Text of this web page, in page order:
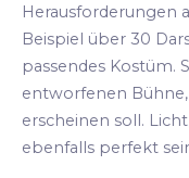
Herausforderungen
Beispiel über 30
passendes Kostüm.
entworfenen
erscheinen soll.
ebenfalls perfekt